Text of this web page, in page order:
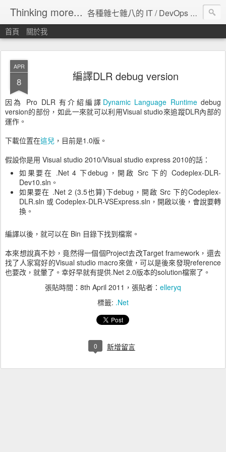
Thinking more... 各種雜七雜八的 IT / DevOps 工具 / 程式設計 / 雲端服務分享。
首頁 關於我
APR
8 編譯DLR debug version
因為 Pro DLR 有介紹編譯 Dynamic Language Runtimedebug
version的部份，如此一來就可以利用Visual studio來追蹤DLR內部的
運作。
下載位置在這兒 ，目前是1.0版。
假設你是用 Visual studio 2010/Visual studio express 2010的話：
如果要在 .Net 4 下debug，開啟 Src 下的 Codeplex-DLR-
Dev10.sln。
如果要在 .Net 2 (3.5也算)下debug，開啟 Src 下的Codeplex-
DLR.sln 或 Codeplex-DLR-VSExpress.sln，開啟以後，會說要轉
換。
編譯以後，就可以在 Bin 目錄下找到檔案。
本來想說真不妙，竟然得一個個Project去改Target framework，還去
找了人家寫好的Visual studio macro來做，可以是後來發現reference
也要改，就暈了。幸好早就有提供.Net 2.0版本的solution檔案了。
張貼時間： 8th April 2011 ，張貼者： elleryq
標籤: .Net
0 新增留言